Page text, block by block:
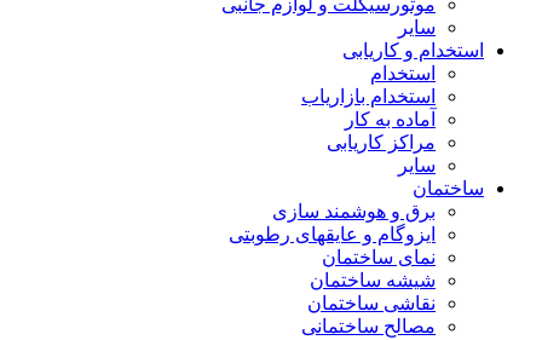
موتورسیکلت و لوازم جانبی
سایر
استخدام و کاریابی
استخدام
استخدام بازاریاب
آماده به کار
مراکز کاریابی
سایر
ساختمان
برق و هوشمند سازی
ایزوگام و عایقهای رطوبتی
نمای ساختمان
شیشه ساختمان
نقاشی ساختمان
مصالح ساختمانی